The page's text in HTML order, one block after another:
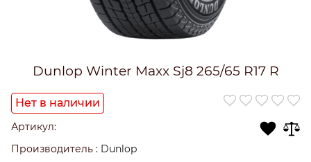
Dunlop Winter Maxx Sj8 265/65 R17 R
Нет в наличии
Артикул:
Производитель : Dunlop